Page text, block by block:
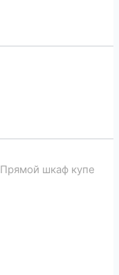
Прямой шкаф купе